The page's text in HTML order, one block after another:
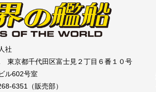
社
東京都千代田区富士見２丁目６番１０号
ル602号室
6351（販売部）